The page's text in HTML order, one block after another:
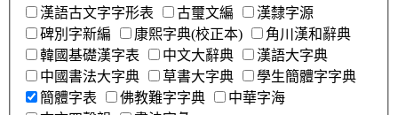
漢語古文字字形表
古璽文編
漢隸字源
碑別字新編
康熙字典(校正本)
角川漢和辭典
韓國基礎漢字表
中文大辭典
漢語大字典
中國書法大字典
草書大字典
學生簡體字字典
簡體字表
佛教難字字典
中華字海